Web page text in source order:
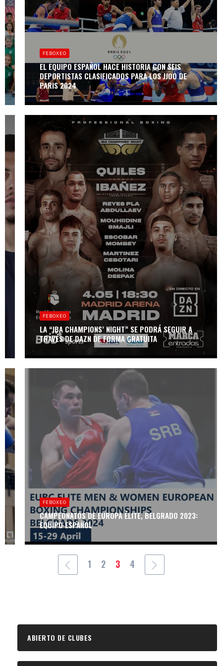
CAMPEONATO
DE ESPAÑA DE
BOXEO EN EDAD
CERRÓ UNA
EDICIÓN CON
INSTANTÁNEAS
PARA EL
RECUERDO
FEBOXEO
EL EQUIPO ESPAÑOL HACE HISTORIA CON SEIS
DEPORTISTAS CLASIFICADOS PARA LOS JJOO DE
PARIS 2024
CLASIFICATORIO
OLÍMPICO
BANGKOK 2024:
SORTEO DE
CUADROS
FEBOXEO
LA “IBA CHAMPIONS’ NIGHT” SE PODRÁ SEGUIR A
TRAVÉS DE DAZN DE FORMA GRATUITA
PROCESO
ELECTORAL DE
LA REAL
FEDERACIÓN
ESPAÑOLA 2024
FEBOXEO
CAMPEONATOS DE EUROPA ÉLITE, BELGRADO 2023:
EQUIPO ESPAÑOL
1 2 3 4
ABIERTO DE CLUBES